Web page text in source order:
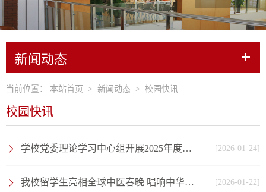
新闻动态
当前位置： 本站首页 > 新闻动态 > 校园快讯
校园快讯
学校党委理论学习中心组开展2025年度民主生活会会前学习 [2026-01-24]
我校留学生亮相全球中医春晚 唱响中华诗词之美 [2026-01-22]